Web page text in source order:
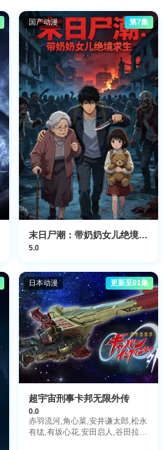
国产动漫 第7集
末日尸潮：带奶奶女儿绝境求生
5.0
日本动漫 更新至01集
超宇宙刑事卡邦无限外传
0.0
赤羽流河,角心菜,安井谦太郎,松永
有纮,有坂心花,安田启人,谷田拉